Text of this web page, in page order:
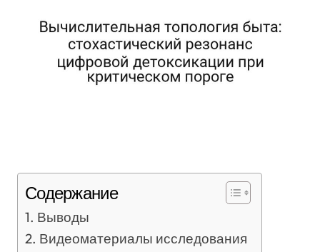
Содержание
Выводы
Видеоматериалы исследования